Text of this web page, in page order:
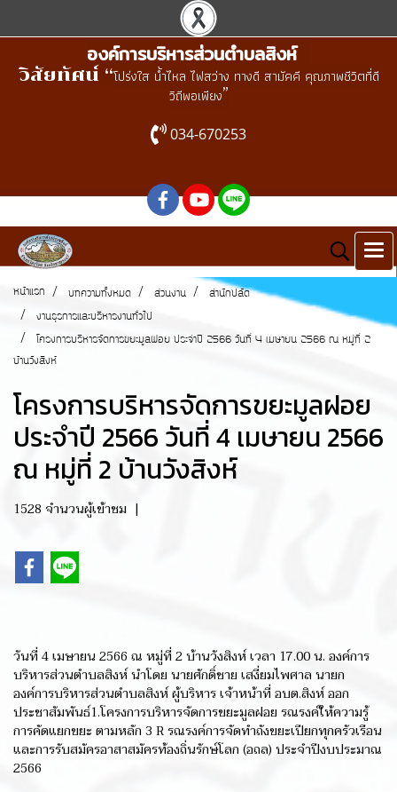
องค์การบริหารส่วนตำบลสิงห์
วิสัยทัศน์ “โปร่งใส น้ำไหล ไฟสว่าง ทางดี สามัคคี คุณภาพชีวิตที่ดี
วิถีพอเพียง”
034-670253
หน้าแรก บทความทั้งหมด ส่วนงาน สำนักปลัด
งานธุรการและบริหารงานทั่วไป
โครงการบริหารจัดการขยะมูลฝอย ประจำปี 2566 วันที่ 4 เมษายน 2566 ณ หมู่ที่ 2
บ้านวังสิงห์
โครงการบริหารจัดการขยะมูลฝอย
ประจำปี 2566 วันที่ 4 เมษายน 2566
ณ หมู่ที่ 2 บ้านวังสิงห์
1528 จำนวนผู้เข้าชม |
วันที่ 4 เมษายน 2566 ณ หมู่ที่ 2 บ้านวังสิงห์ เวลา 17.00 น. องค์การ
บริหารส่วนตำบลสิงห์ นำโดย นายศักดิ์ชาย เสงี่ยมไพศาล นายก
องค์การบริหารส่วนตำบลสิงห์ ผู้บริหาร เจ้าหน้าที่ อบต.สิงห์ ออก
ประชาสัมพันธ์1.โครงการบริหารจัดการขยะมูลฝอย รณรงค์ให้ความรู้
การคัดแยกขยะ ตามหลัก 3 R รณรงค์การจัดทำถังขยะเปียกทุกครัวเรือน
และการรับสมัครอาสาสมัครท้องถิ่นรักษ์โลก (อถล) ประจำปีงบประมาณ
2566